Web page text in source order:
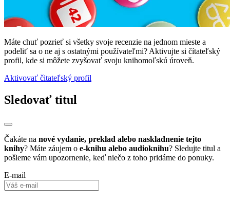
Máte chuť pozrieť si všetky svoje recenzie na jednom mieste a
podeliť sa o ne aj s ostatnými používateľmi? Aktivujte si čítateľský
profil, kde si môžete zvyšovať svoju knihomoľskú úroveň.
Aktivovať čitateľský profil
Sledovať titul
Čakáte na nové vydanie, preklad alebo naskladnenie tejto
knihy? Máte záujem o e-knihu alebo audioknihu? Sledujte titul a
pošleme vám upozornenie, keď niečo z toho pridáme do ponuky.
E-mail